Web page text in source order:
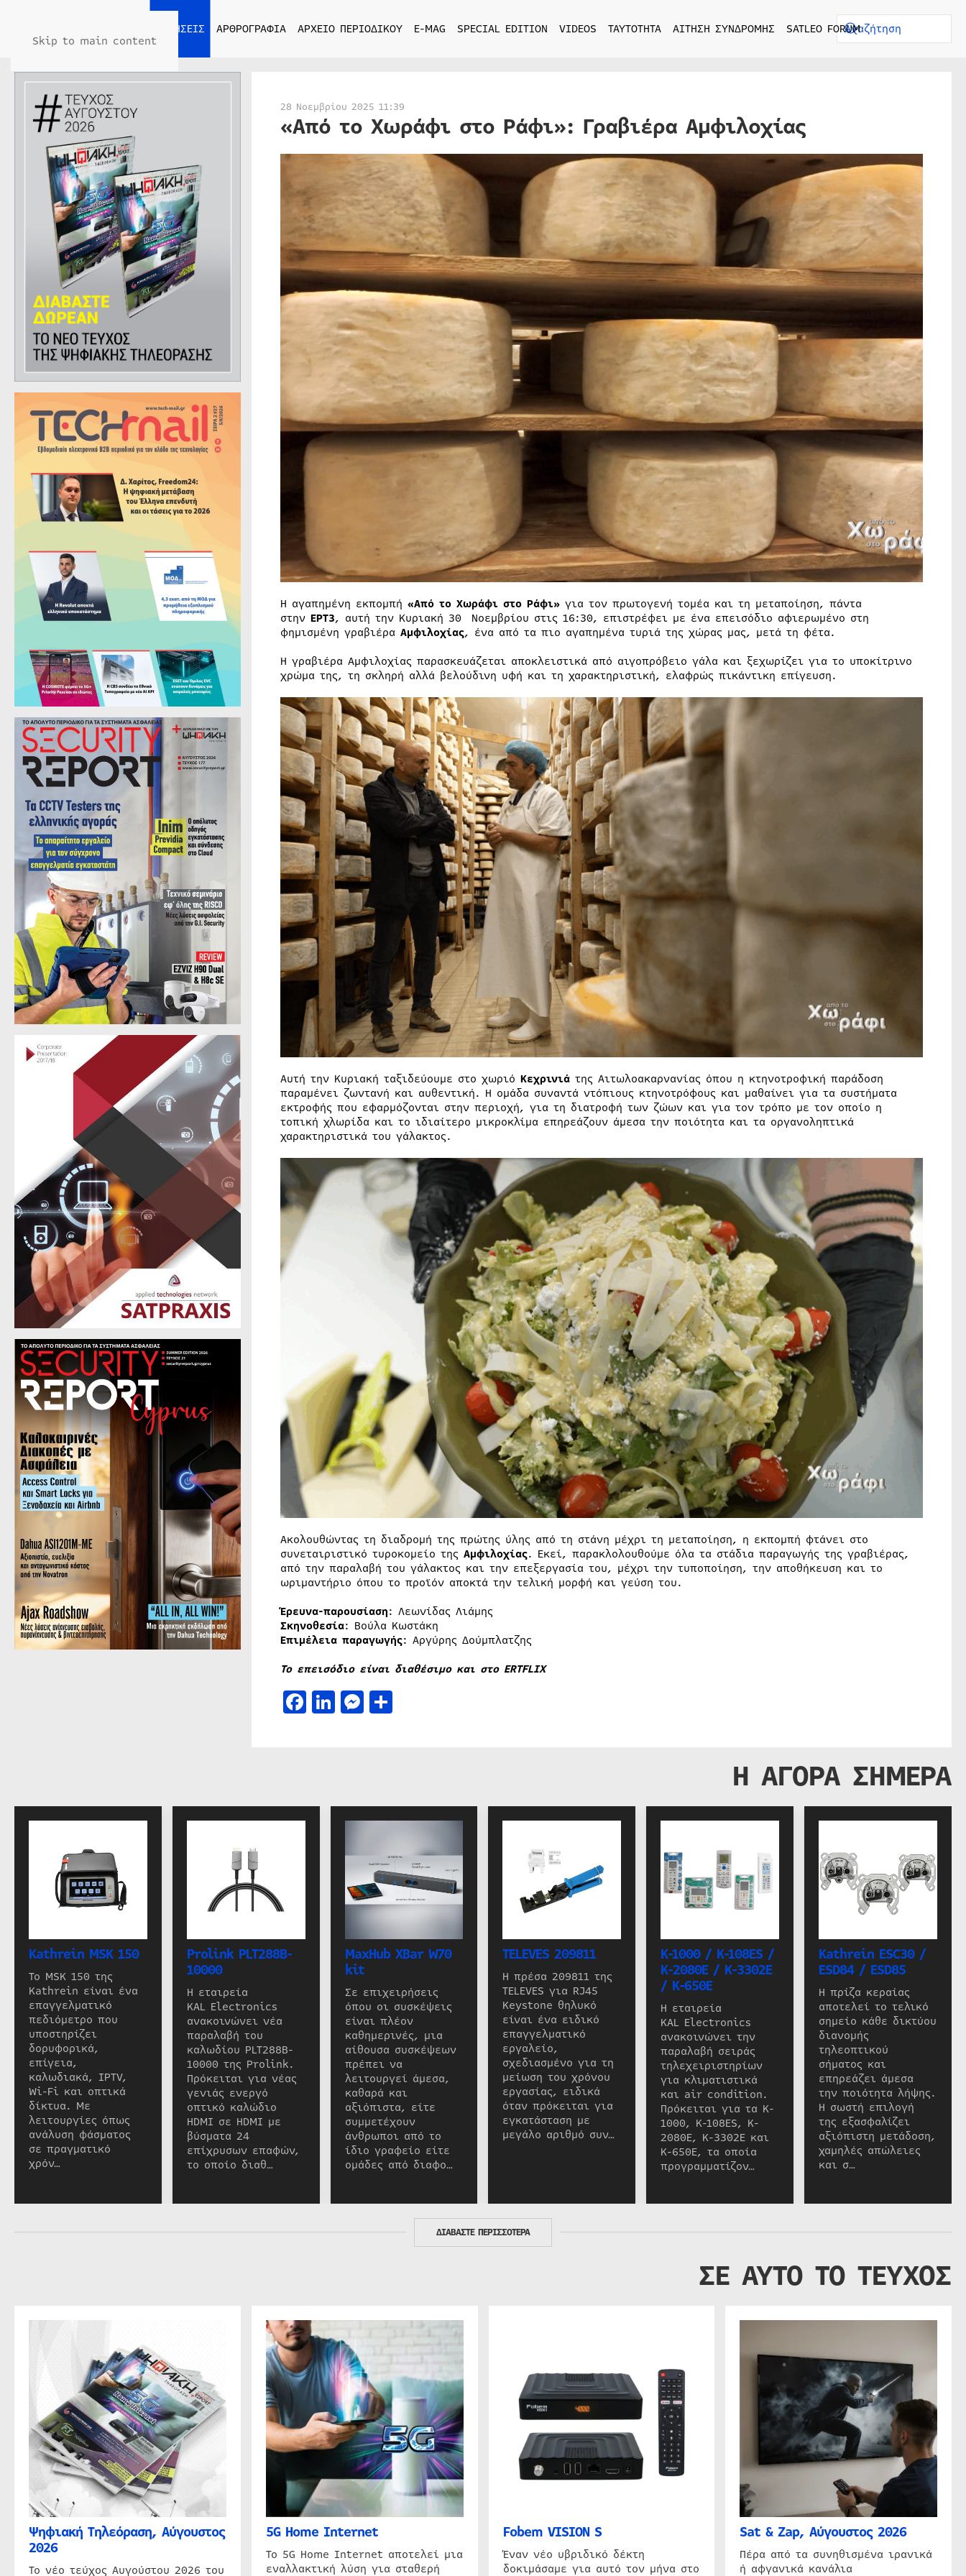
Skip to main content
ΕΙΔΗΣΕΙΣ ΑΡΘΡΟΓΡΑΦΙΑ ΑΡΧΕΙΟ ΠΕΡΙΟΔΙΚΟΥ E-MAG SPECIAL EDITION VIDEOS ΤΑΥΤΟΤΗΤΑ ΑΙΤΗΣΗ ΣΥΝΔΡΟΜΗΣ SATLEO FORUM
28 Νοεμβρίου 2025 11:39
«Από το Χωράφι στο Ράφι»: Γραβιέρα Αμφιλοχίας
Η αγαπημένη εκπομπή «Από το Χωράφι στο Ράφι» για τον πρωτογενή τομέα και τη μεταποίηση, πάντα
στην ΕΡΤ3, αυτή την Κυριακή 30 Νοεμβρίου στις 16:30, επιστρέφει με ένα επεισόδιο αφιερωμένο στη
φημισμένη γραβιέρα Αμφιλοχίας, ένα από τα πιο αγαπημένα τυριά της χώρας μας, μετά τη φέτα.
Η γραβιέρα Αμφιλοχίας παρασκευάζεται αποκλειστικά από αιγοπρόβειο γάλα και ξεχωρίζει για το υποκίτρινο
χρώμα της, τη σκληρή αλλά βελούδινη υφή και τη χαρακτηριστική, ελαφρώς πικάντικη επίγευση.
Αυτή την Κυριακή ταξιδεύουμε στο χωριό Κεχρινιάτης Αιτωλοακαρνανίας όπου η κτηνοτροφική παράδοση
παραμένει ζωντανή και αυθεντική. Η ομάδα συναντά ντόπιους κτηνοτρόφους και μαθαίνει για τα συστήματα
εκτροφής που εφαρμόζονται στην περιοχή, για τη διατροφή των ζώων και για τον τρόπο με τον οποίο η
τοπική χλωρίδα και το ιδιαίτερο μικροκλίμα επηρεάζουν άμεσα την ποιότητα και τα οργανοληπτικά
χαρακτηριστικά του γάλακτος.
Ακολουθώντας τη διαδρομή της πρώτης ύλης από τη στάνη μέχρι τη μεταποίηση, η εκπομπή φτάνει στο
συνεταιριστικό τυροκομείο της Αμφιλοχίας. Εκεί, παρακλολουθούμε όλα τα στάδια παραγωγής της γραβιέρας,
από την παραλαβή του γάλακτος και την επεξεργασία του, μέχρι την τυποποίηση, την αποθήκευση και το
ωριμαντήριο όπου το προϊόν αποκτά την τελική μορφή και γεύση του.
Έρευνα-παρουσίαση: Λεωνίδας Λιάμης
Σκηνοθεσία: Βούλα Κωστάκη
Επιμέλεια παραγωγής: Αργύρης Δούμπλατζης
Το επεισόδιο είναι διαθέσιμο και στο ERTFLIX
Facebook
LinkedIn
Messenger
Μοιραστείτε
Η ΑΓΟΡΑ ΣΗΜΕΡΑ
Kathrein MSK 150
Το MSK 150 της
Kathrein είναι ένα
επαγγελματικό
πεδιόμετρο που
υποστηρίζει
δορυφορικά,
επίγεια,
καλωδιακά, IPTV,
Wi-Fi και οπτικά
δίκτυα. Με
λειτουργίες όπως
ανάλυση φάσματος
σε πραγματικό
χρόν…
Prolink PLT288B-
10000
Η εταιρεία
KAL Electronics
ανακοινώνει νέα
παραλαβή του
καλωδίου PLT288B-
10000 της Prolink.
Πρόκειται για νέας
γενιάς ενεργό
οπτικό καλώδιο
HDMI σε HDMI με
βύσματα 24
επίχρυσων επαφών,
το οποίο διαθ…
MaxHub XBar W70
kit
Σε επιχειρήσεις
όπου οι συσκέψεις
είναι πλέον
καθημερινές, μια
αίθουσα συσκέψεων
πρέπει να
λειτουργεί άμεσα,
καθαρά και
αξιόπιστα, είτε
συμμετέχουν
άνθρωποι από το
ίδιο γραφείο είτε
ομάδες από διαφο…
TELEVES 209811
Η πρέσα 209811 της
TELEVES για RJ45
Keystone θηλυκό
είναι ένα ειδικό
επαγγελματικό
εργαλείο,
σχεδιασμένο για τη
μείωση του χρόνου
εργασίας, ειδικά
όταν πρόκειται για
εγκατάσταση με
μεγάλο αριθμό συν…
K-1000 / K-108ES /
K-2080E / K-3302E
/ K-650E
Η εταιρεία
KAL Electronics
ανακοινώνει την
παραλαβή σειράς
τηλεχειριστηρίων
για κλιματιστικά
και air condition.
Πρόκειται για τα K-
1000, K-108ES, K-
2080E, K-3302E και
K-650E, τα οποία
προγραμματίζον…
Kathrein ESC30 /
ESD84 / ESD85
Η πρίζα κεραίας
αποτελεί το τελικό
σημείο κάθε δικτύου
διανομής
τηλεοπτικού
σήματος και
επηρεάζει άμεσα
την ποιότητα λήψης.
Η σωστή επιλογή
της εξασφαλίζει
αξιόπιστη μετάδοση,
χαμηλές απώλειες
και σ…
ΔΙΑΒΑΣΤΕ ΠΕΡΙΣΣΟΤΕΡΑ
ΣΕ ΑΥΤΟ ΤΟ ΤΕΥΧΟΣ
Ψηφιακή Τηλεόραση, Αύγουστος
2026
Το νέο τεύχος Αυγούστου 2026 του
5G Home Internet
Το 5G Home Internet αποτελεί μια
εναλλακτική λύση για σταθερή
Fobem VISION S
Έναν νέο υβριδικό δέκτη
δοκιμάσαμε για αυτό τον μήνα στο
Sat & Zap, Αύγουστος 2026
Πέρα από τα συνηθισμένα ιρανικά
ή αφγανικά κανάλια